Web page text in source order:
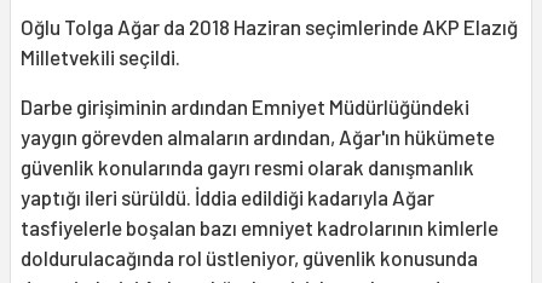
Oğlu Tolga Ağar da 2018 Haziran seçimlerinde AKP Elazığ
Milletvekili seçildi.
Darbe girişiminin ardından Emniyet Müdürlüğündeki
yaygın görevden almaların ardından, Ağar'ın hükümete
güvenlik konularında gayrı resmi olarak danışmanlık
yaptığı ileri sürüldü. İddia edildiği kadarıyla Ağar
tasfiyelerle boşalan bazı emniyet kadrolarının kimlerle
doldurulacağında rol üstleniyor, güvenlik konusunda